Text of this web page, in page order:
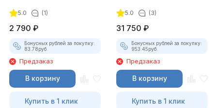
5.0 (1)
2 790 ₽
Бонусных рублей за покупку:
83.78руб.
Предзаказ
В корзину
Купить в 1 клик
5.0 (3)
31 750 ₽
Бонусных рублей за покупку:
953.45руб.
Предзаказ
В корзину
Купить в 1 клик